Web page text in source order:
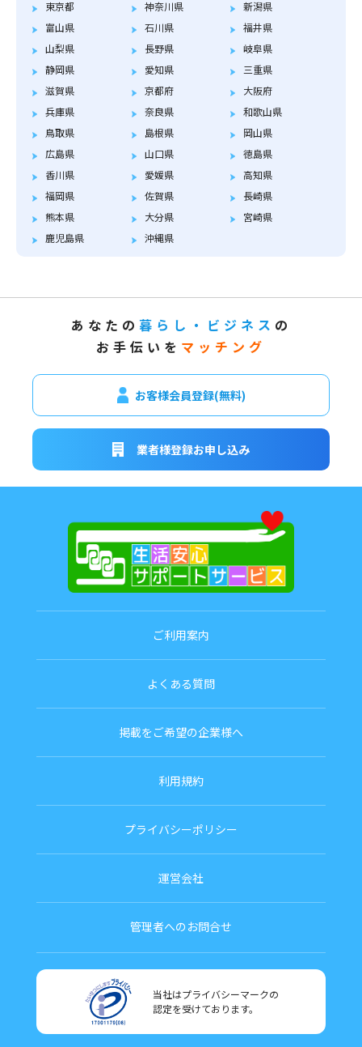
東京都
神奈川県
新潟県
富山県
石川県
福井県
山梨県
長野県
岐阜県
静岡県
愛知県
三重県
滋賀県
京都府
大阪府
兵庫県
奈良県
和歌山県
鳥取県
島根県
岡山県
広島県
山口県
徳島県
香川県
愛媛県
高知県
福岡県
佐賀県
長崎県
熊本県
大分県
宮崎県
鹿児島県
沖縄県
あなたの 暮らし・ビジネス の
お手伝いを マッチング
お客様会員登録(無料)
業者様登録お申し込み
ご利用案内
よくある質問
掲載をご希望の企業様へ
利用規約
プライバシーポリシー
運営会社
管理者へのお問合せ
当社はプライバシーマークの
認定を受けております。